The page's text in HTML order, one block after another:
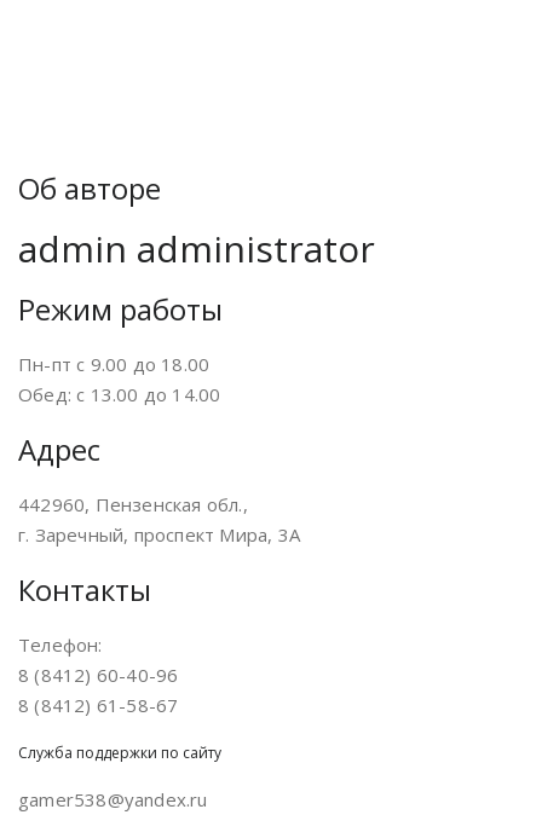
Об авторе
admin administrator
Режим работы
Пн-пт с 9.00 до 18.00
Обед: с 13.00 до 14.00
Адрес
442960, Пензенская обл.,
г. Заречный, проспект Мира, 3А
Контакты
Телефон:
8 (8412) 60-40-96
8 (8412) 61-58-67
Служба поддержки по сайту
gamer538@yandex.ru